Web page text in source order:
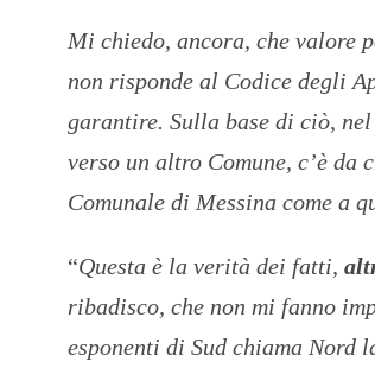
Mi chiedo, ancora, che valore
non risponde al Codice degli
garantire. Sulla base di ciò,
verso un altro Comune, c’è
Comunale di Messina come a
“Questa è la verità dei fatti,
ribadisco, che non mi fanno
esponenti di Sud chiama